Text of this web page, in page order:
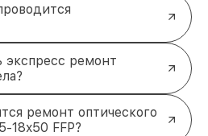
экспресс ремонт
ремонт оптического
18x50 FFP?